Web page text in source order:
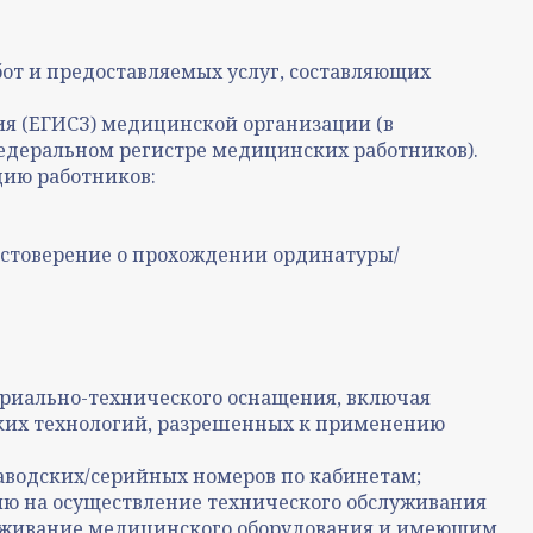
и предоставляемых услуг, составляющих
(ЕГИСЗ) медицинской организации (в
регистре медицинских работников).
работников:
о прохождении ординатуры/
технического оснащения, включая
технологий, разрешенных к применению
серийных номеров по кабинетам;
осуществление технического обслуживания